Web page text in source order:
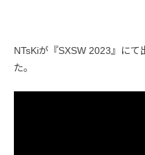
NTsKiが『SXSW 2023』に
た。